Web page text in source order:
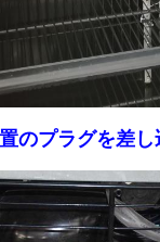
のプラグを差